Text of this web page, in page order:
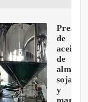
Prensa
de
aceite
de
soja
y
maní